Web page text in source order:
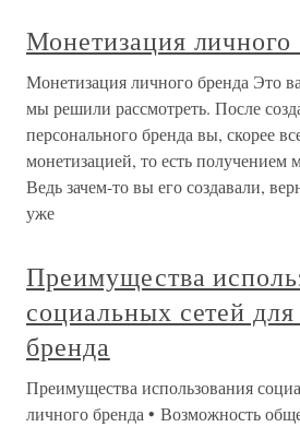
Монетизация личного
Монетизация личного бренда Это
мы решили рассмотреть. После
персонального бренда вы, скорее
монетизацией, то есть получением
Ведь зачем-то вы его создавали,
уже
Преимущества
социальных сетей
бренда
Преимущества использования
личного бренда • Возможность